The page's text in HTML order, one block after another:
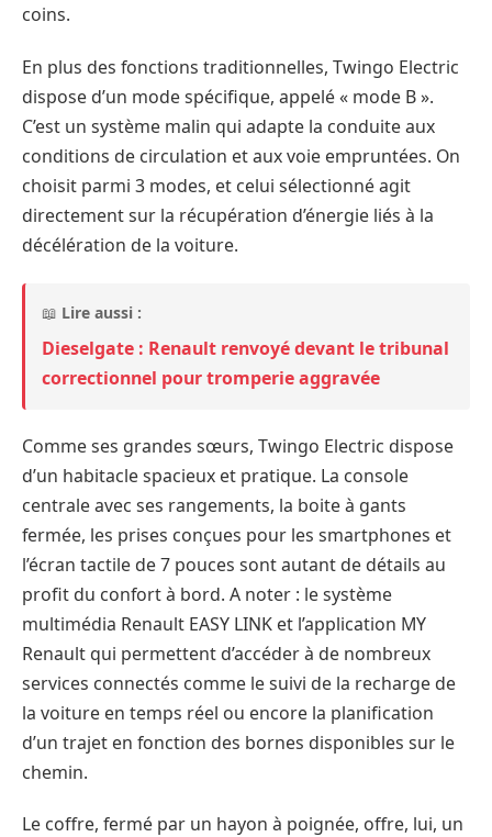
coins.
En plus des fonctions traditionnelles, Twingo Electric
dispose d’un mode spécifique, appelé « mode B ».
C’est un système malin qui adapte la conduite aux
conditions de circulation et aux voie empruntées. On
choisit parmi 3 modes, et celui sélectionné agit
directement sur la récupération d’énergie liés à la
décélération de la voiture.
📖 Lire aussi :
Dieselgate : Renault renvoyé devant le tribunal
correctionnel pour tromperie aggravée
Comme ses grandes sœurs, Twingo Electric dispose
d’un habitacle spacieux et pratique. La console
centrale avec ses rangements, la boite à gants
fermée, les prises conçues pour les smartphones et
l’écran tactile de 7 pouces sont autant de détails au
profit du confort à bord. A noter : le système
multimédia Renault EASY LINK et l’application MY
Renault qui permettent d’accéder à de nombreux
services connectés comme le suivi de la recharge de
la voiture en temps réel ou encore la planification
d’un trajet en fonction des bornes disponibles sur le
chemin.
Le coffre, fermé par un hayon à poignée, offre, lui, un